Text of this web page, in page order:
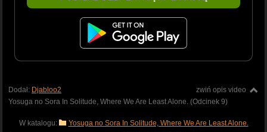
zwiń opis video
Dodał: Djabloo2
Yosuga no Sora In Solitude, Where We Are Least Alone. (Odcinek 9)
W katalogu: Yosuga no Sora In Solitude, Where We Are Least Alone.